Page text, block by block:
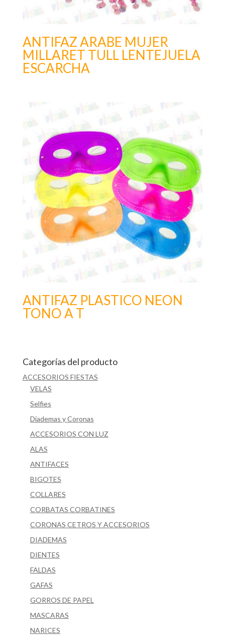
ANTIFAZ ARABE MUJER
MILLARET TULL LENTEJUELA
ESCARCHA
ANTIFAZ PLASTICO NEON
TONO A T
Categorías del producto
ACCESORIOS FIESTAS
VELAS
Selfies
Diademas y Coronas
ACCESORIOS CON LUZ
ALAS
ANTIFACES
BIGOTES
COLLARES
CORBATAS CORBATINES
CORONAS CETROS Y ACCESORIOS
DIADEMAS
DIENTES
FALDAS
GAFAS
GORROS DE PAPEL
MASCARAS
NARICES